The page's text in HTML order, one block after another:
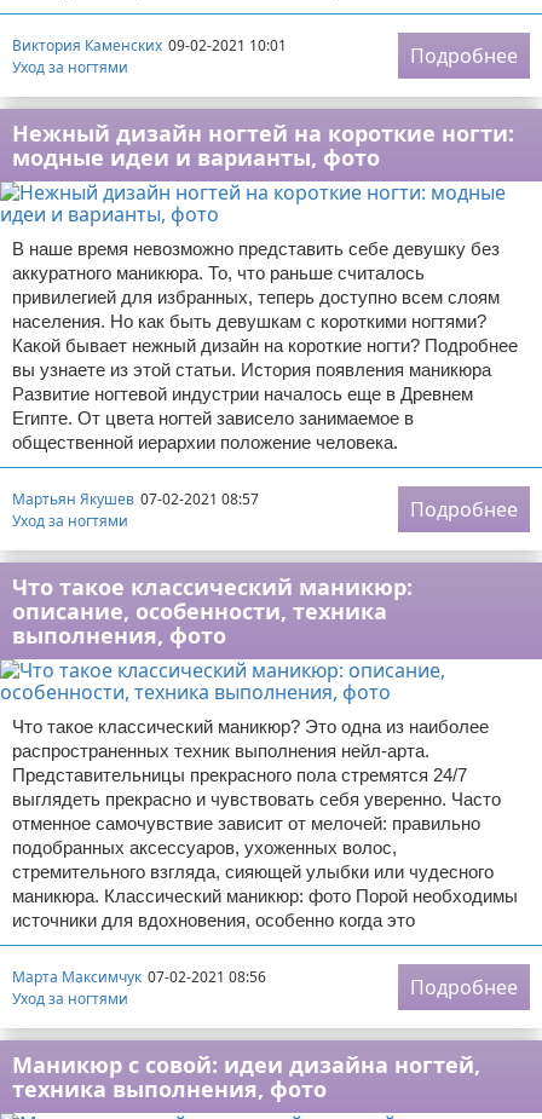
Виктория Каменских 09-02-2021 10:01
Уход за ногтями
Подробнее
Нежный дизайн ногтей на короткие ногти:
модные идеи и варианты, фото
В наше время невозможно представить себе девушку без
аккуратного маникюра. То, что раньше считалось
привилегией для избранных, теперь доступно всем слоям
населения. Но как быть девушкам с короткими ногтями?
Какой бывает нежный дизайн на короткие ногти? Подробнее
вы узнаете из этой статьи. История появления маникюра
Развитие ногтевой индустрии началось еще в Древнем
Египте. От цвета ногтей зависело занимаемое в
общественной иерархии положение человека.
Мартьян Якушев 07-02-2021 08:57
Уход за ногтями
Подробнее
Что такое классический маникюр:
описание, особенности, техника
выполнения, фото
Что такое классический маникюр? Это одна из наиболее
распространенных техник выполнения нейл-арта.
Представительницы прекрасного пола стремятся 24/7
выглядеть прекрасно и чувствовать себя уверенно. Часто
отменное самочувствие зависит от мелочей: правильно
подобранных аксессуаров, ухоженных волос,
стремительного взгляда, сияющей улыбки или чудесного
маникюра. Классический маникюр: фото Порой необходимы
источники для вдохновения, особенно когда это
Марта Максимчук 07-02-2021 08:56
Уход за ногтями
Подробнее
Маникюр с совой: идеи дизайна ногтей,
техника выполнения, фото